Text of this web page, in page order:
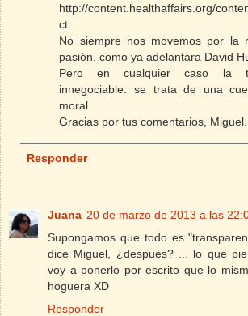
http://content.healthaffairs.org/
ct
No siempre nos movemos por la
pasión, como ya adelantara David
Pero en cualquier caso la
innegociable: se trata de una
moral.
Gracias por tus comentarios, Miguel.
Responder
Juana 20 de marzo de 2013 a las
Supongamos que todo es
dice Miguel, ¿después? ... lo que
voy a ponerlo por escrito que lo
hoguera XD
Responder